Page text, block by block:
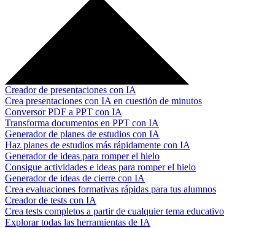
Creador de presentaciones con IA
Crea presentaciones con IA en cuestión de minutos
Conversor PDF a PPT con IA
Transforma documentos en PPT con IA
Generador de planes de estudios con IA
Haz planes de estudios más rápidamente con IA
Generador de ideas para romper el hielo
Consigue actividades e ideas para romper el hielo
Generador de ideas de cierre con IA
Crea evaluaciones formativas rápidas para tus alumnos
Creador de tests con IA
Crea tests completos a partir de cualquier tema educativo
Explorar todas las herramientas de IA